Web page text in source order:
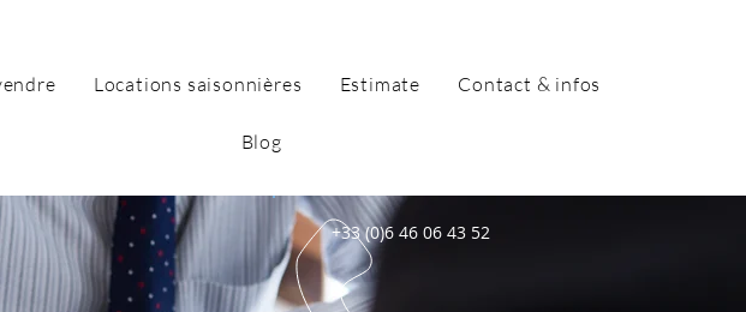
Locations saisonnières Estimate Contact & infos
Blog
+33 (0)6 46 06 43 52